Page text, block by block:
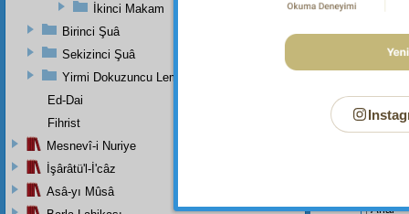
İkinci Makam
Birinci Şuâ
Sekizinci Şuâ
Yirmi Dokuzuncu Lem'adan İkinci Bab
Ed-Dai
Fihrist
Mesnevî-i Nuriye
İşârâtü'l-İ'câz
Asâ-yı Mûsâ